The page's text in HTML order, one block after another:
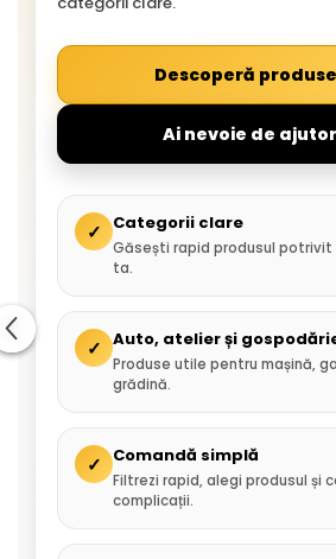
Descoperă
Ai nevoie de
✓ Categorii clare
Găsești rapid produsul potrivit
ta.
✓ Auto, atelier și
Produse utile pentru mașină,
grădină.
✓ Comandă simplă
Filtrezi rapid, alegi produsul și
complicații.